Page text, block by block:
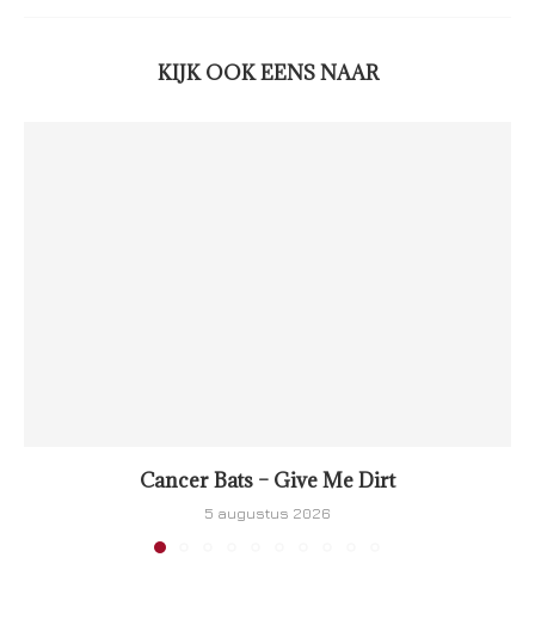
KIJK OOK EENS NAAR
Cancer Bats – Give Me Dirt
5 augustus 2026